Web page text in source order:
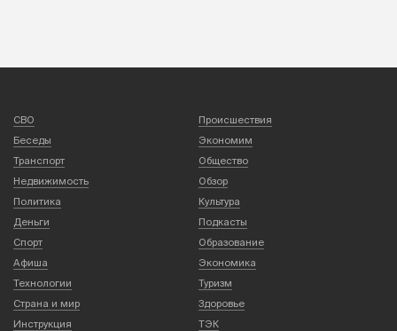
СВО
Происшествия
Беседы
Экономим
Транспорт
Общество
Недвижимость
Обзор
Политика
Культура
Деньги
Подкасты
Спорт
Образование
Афиша
Экономика
Технологии
Туризм
Страна и мир
Здоровье
Инструкция
ТЭК